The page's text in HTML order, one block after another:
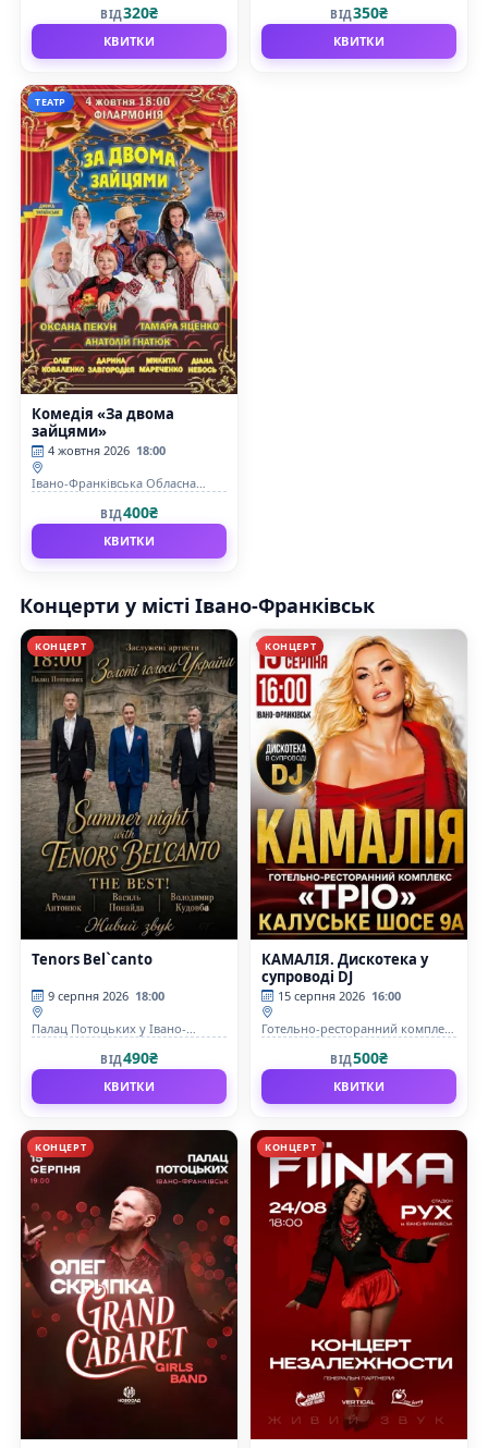
ВІД320₴
КВИТКИ
ВІД350₴
КВИТКИ
ТЕАТР
Комедія «За двома
зайцями»
4 жовтня 2026 18:00
Івано-Франківська Обласна
ВІД400₴
КВИТКИ
Концерти у місті Івано-Франківськ
КОНЦЕРТ
Tenors Bel`canto
9 серпня 2026 18:00
Палац Потоцьких у Івано-
ВІД490₴
КВИТКИ
КОНЦЕРТ
КАМАЛІЯ. Дискотека у
супроводі DJ
15 серпня 2026 16:00
Готельно-ресторанний комплекс
ВІД500₴
КВИТКИ
КОНЦЕРТ КОНЦЕРТ